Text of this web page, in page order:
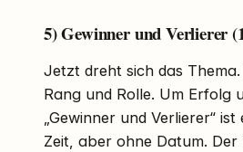
5) Gewinner und Verlierer
Jetzt dreht sich das
Rang und Rolle. Um Erfolg
„Gewinner und Verlierer“
Zeit, aber ohne Datum. Der